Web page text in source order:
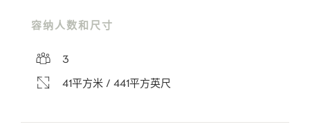
容纳人数和尺寸
3
41平方米 / 441平方英尺